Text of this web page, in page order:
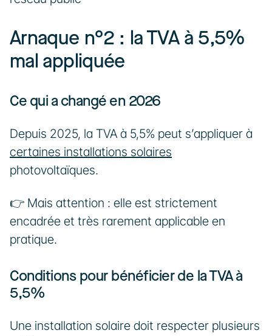
Arnaque n°2 : la TVA à 5,5%
mal appliquée
Ce qui a changé en 2026
certaines installations solaires
photovoltaïques.
👉 Mais attention : elle est strictement
encadrée et très rarement applicable en
pratique.
Conditions pour bénéficier de la TVA à
5,5%
Une installation solaire doit respecter plusieurs